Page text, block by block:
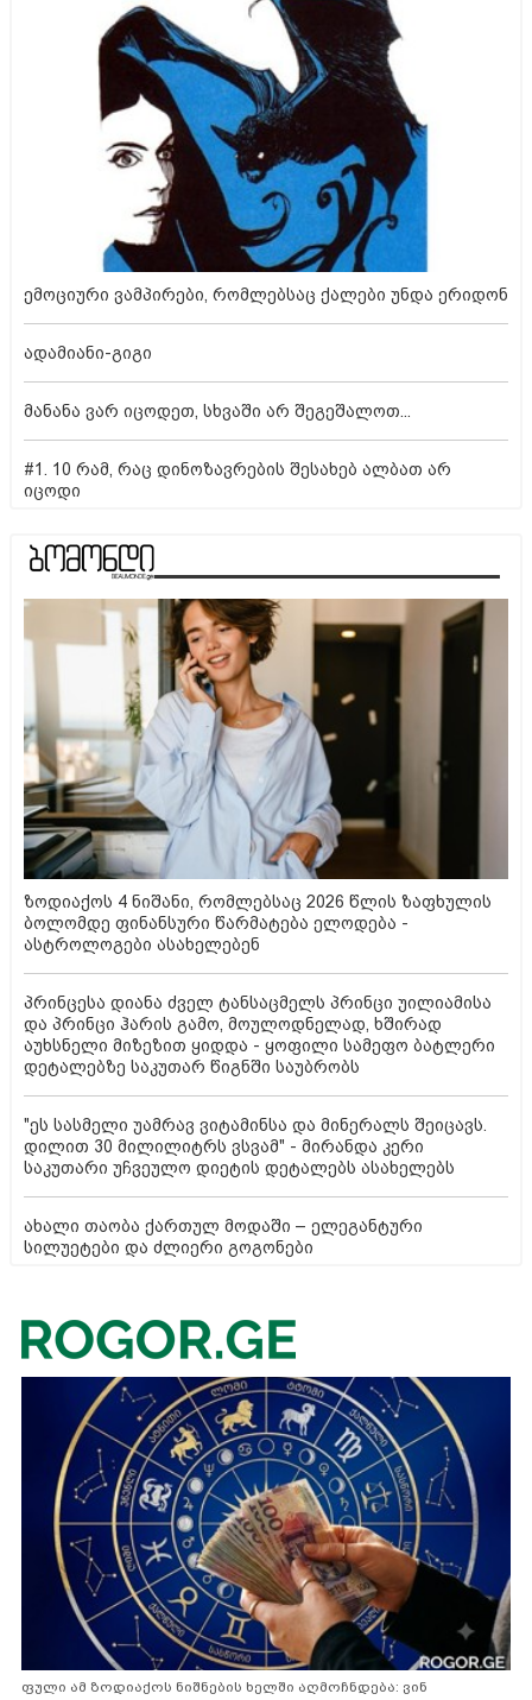
ემოციური ვამპირები, რომლებსაც ქალები უნდა ერიდონ
ადამიანი-გიგი
მანანა ვარ იცოდეთ, სხვაში არ შეგეშალოთ...
#1. 10 რამ, რაც დინოზავრების შესახებ ალბათ არ
იცოდი
ზოდიაქოს 4 ნიშანი, რომლებსაც 2026 წლის ზაფხულის
ბოლომდე ფინანსური წარმატება ელოდება -
ასტროლოგები ასახელებენ
პრინცესა დიანა ძველ ტანსაცმელს პრინცი უილიამისა
და პრინცი ჰარის გამო, მოულოდნელად, ხშირად
აუხსნელი მიზეზით ყიდდა - ყოფილი სამეფო ბატლერი
დეტალებზე საკუთარ წიგნში საუბრობს
"ეს სასმელი უამრავ ვიტამინსა და მინერალს შეიცავს.
დილით 30 მილილიტრს ვსვამ" - მირანდა კერი
საკუთარი უჩვეულო დიეტის დეტალებს ასახელებს
ახალი თაობა ქართულ მოდაში – ელეგანტური
სილუეტები და ძლიერი გოგონები
ფული ამ ზოდიაქოს ნიშნების ხელში აღმოჩნდება: ვინ